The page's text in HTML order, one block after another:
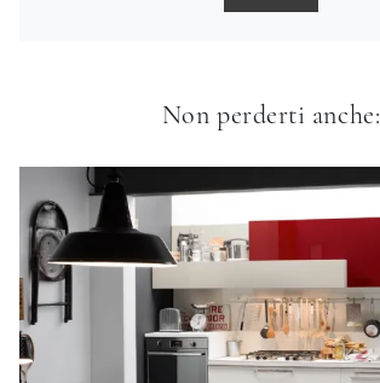
Non perderti anche: